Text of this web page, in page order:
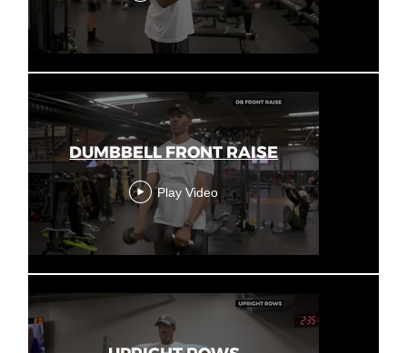
DUMBBELL FRONT RAISE
Play Video